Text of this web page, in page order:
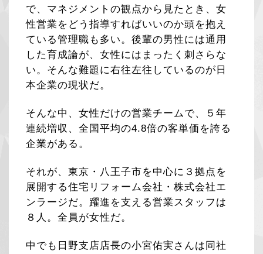
で、マネジメントの観点から見たとき、女
性営業をどう指導すればいいのか頭を抱え
ている管理職も多い。後輩の男性には通用
した育成論が、女性にはまったく刺さらな
い。そんな難題に右往左往しているのが日
本企業の現状だ。
そんな中、女性だけの営業チームで、５年
連続増収、全国平均の4.8倍の客単価を誇る
企業がある。
それが、東京・八王子市を中心に３拠点を
展開する住宅リフォーム会社・株式会社エ
ンラージだ。躍進を支える営業スタッフは
８人。全員が女性だ。
中でも日野支店店長の小宮佑実さんは同社